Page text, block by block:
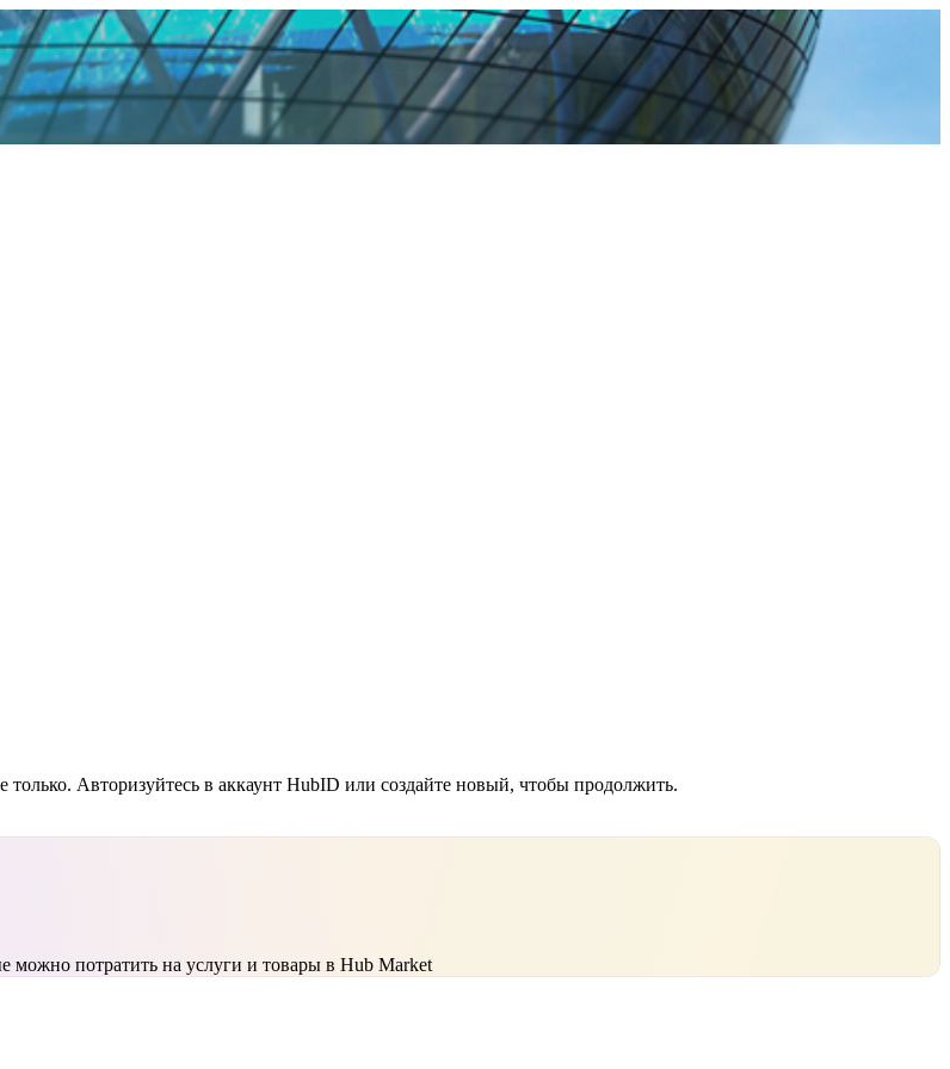
Авторизуйтесь в аккаунт HubID или создайте новый, чтобы продолжить.
можно потратить на услуги и товары в Hub Market